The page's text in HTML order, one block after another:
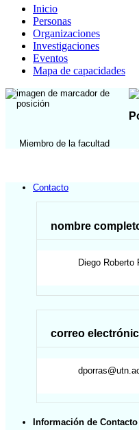
Inicio
Personas
Organizaciones
Investigaciones
Eventos
Mapa de capacidades
Miembro de la facultad
Contacto
nombre
Diego Roberto
correo
Información de Contacto